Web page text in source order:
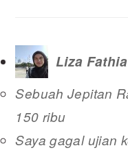
Liza Fathia
Sebuah Jepitan
150 ribu
Saya gagal ujian